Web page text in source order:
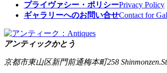
プライヴァシー・ポリシーPrivacy Policy
ギャラリーへのお問い合せContact for
アンティックかとう
京都市東山区新門前通梅本町258